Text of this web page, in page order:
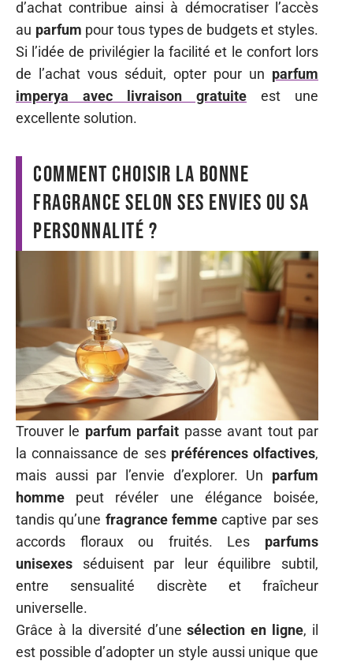
d’achat contribue ainsi à démocratiser l’accès
au parfum pour tous types de budgets et styles.
Si l’idée de privilégier la facilité et le confort lors
de l’achat vous séduit, opter pour un parfum
imperya avec livraison gratuite est une
excellente solution.
Comment choisir la bonne
fragrance selon ses envies ou sa
personnalité ?
Trouver le parfum parfait passe avant tout par
la connaissance de ses préférences olfactives,
mais aussi par l’envie d’explorer. Un parfum
homme peut révéler une élégance boisée,
tandis qu’une fragrance femme captive par ses
accords floraux ou fruités. Les parfums
unisexes séduisent par leur équilibre subtil,
entre sensualité discrète et fraîcheur
universelle.
Grâce à la diversité d’unesélection en ligne, il
est possible d’adopter un style aussi unique que